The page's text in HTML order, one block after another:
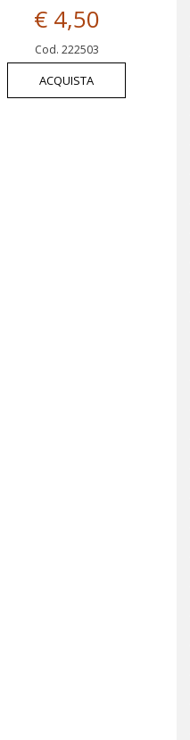
€ 4,50
Cod. 222503
ACQUISTA